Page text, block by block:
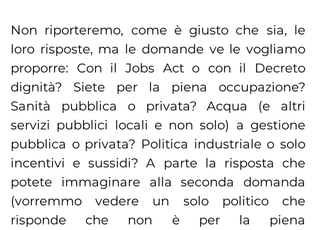
Non riporteremo, come è giusto che sia, le
loro risposte, ma le domande ve le vogliamo
proporre: Con il Jobs Act o con il Decreto
dignità? Siete per la piena occupazione?
Sanità pubblica o privata? Acqua (e altri
servizi pubblici locali e non solo) a gestione
pubblica o privata? Politica industriale o solo
incentivi e sussidi? A parte la risposta che
potete immaginare alla seconda domanda
(vorremmo vedere un solo politico che
risponde che non è per la piena